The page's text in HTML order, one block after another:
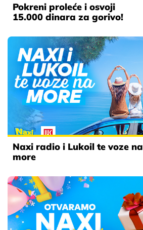
Pokreni proleće i osvoji
15.000 dinara za gorivo!
Naxi radio i Lukoil te voze na
more